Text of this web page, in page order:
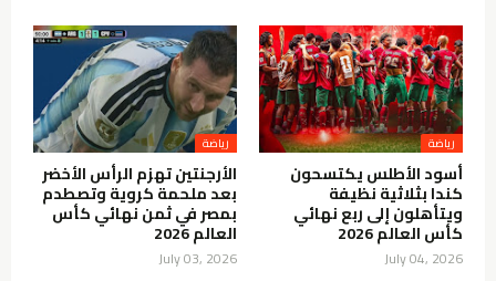
رياضة
أسود الأطلس يكتسحون
كندا بثلاثية نظيفة
ويتأهلون إلى ربع نهائي
كأس العالم 2026
July 04, 2026
رياضة
الأرجنتين تهزم الرأس الأخضر
بعد ملحمة كروية وتصطدم
بمصر في ثمن نهائي كأس
العالم 2026
July 03, 2026